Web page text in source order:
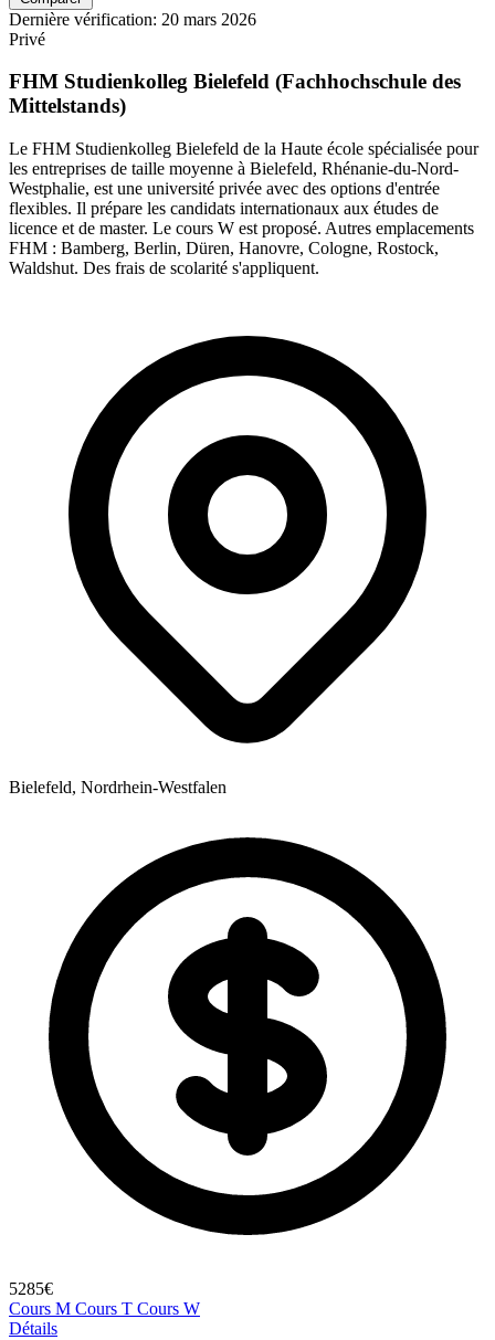
Dernière vérification: 20 mars 2026
Privé
FHM Studienkolleg Bielefeld (Fachhochschule des
Mittelstands)
Le FHM Studienkolleg Bielefeld de la Haute école spécialisée pour
les entreprises de taille moyenne à Bielefeld, Rhénanie-du-Nord-
Westphalie, est une université privée avec des options d'entrée
flexibles. Il prépare les candidats internationaux aux études de
licence et de master. Le cours W est proposé. Autres emplacements
FHM : Bamberg, Berlin, Düren, Hanovre, Cologne, Rostock,
Waldshut. Des frais de scolarité s'appliquent.
Bielefeld, Nordrhein-Westfalen
5285€
Cours M Cours T Cours W
Détails